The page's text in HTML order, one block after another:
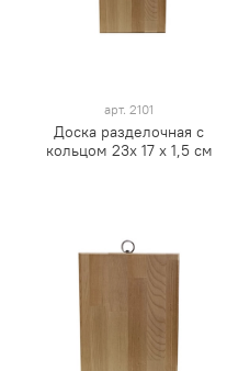
арт. 2101
Доска разделочная с
кольцом 23х 17 х 1,5 см